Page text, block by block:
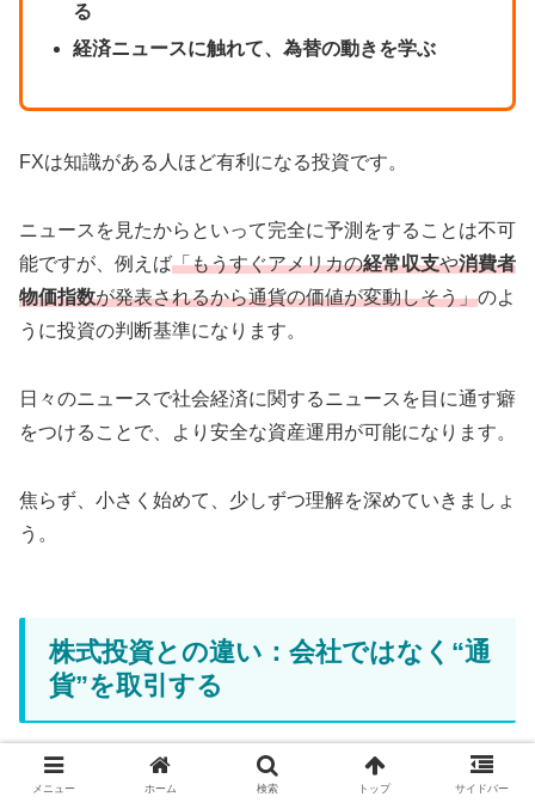
る
経済ニュースに触れて、為替の動きを学ぶ
FXは知識がある人ほど有利になる投資です。
ニュースを見たからといって完全に予測をすることは不可
能ですが、例えば「もうすぐアメリカの経常収支や消費者
物価指数が発表されるから通貨の価値が変動しそう」のよ
うに投資の判断基準になります。
日々のニュースで社会経済に関するニュースを目に通す癖
をつけることで、より安全な資産運用が可能になります。
焦らず、小さく始めて、少しずつ理解を深めていきましょ
う。
株式投資との違い：会社ではなく“通
貨”を取引する
株式投資は企業にお金を出して
「会社の成長に期待して利
メニュー ホーム 検索 トップ サイドバー